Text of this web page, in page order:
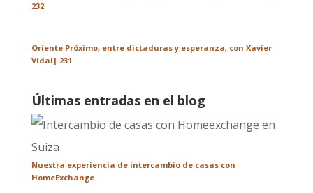
232
Oriente Próximo, entre dictaduras y esperanza, con Xavier
Vidal| 231
Últimas entradas en el blog
Nuestra experiencia de intercambio de casas con
HomeExchange